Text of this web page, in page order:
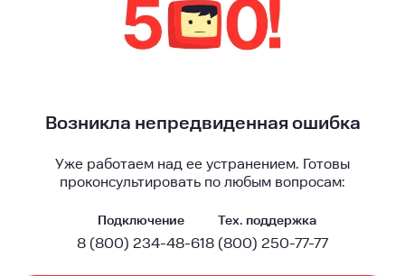
Возникла непредвиденная ошибка
Уже работаем над ее устранением. Готовы
проконсультировать по любым вопросам:
Подключение
8 (800) 234-48-61
Тех. поддержка
8 (800) 250-77-77